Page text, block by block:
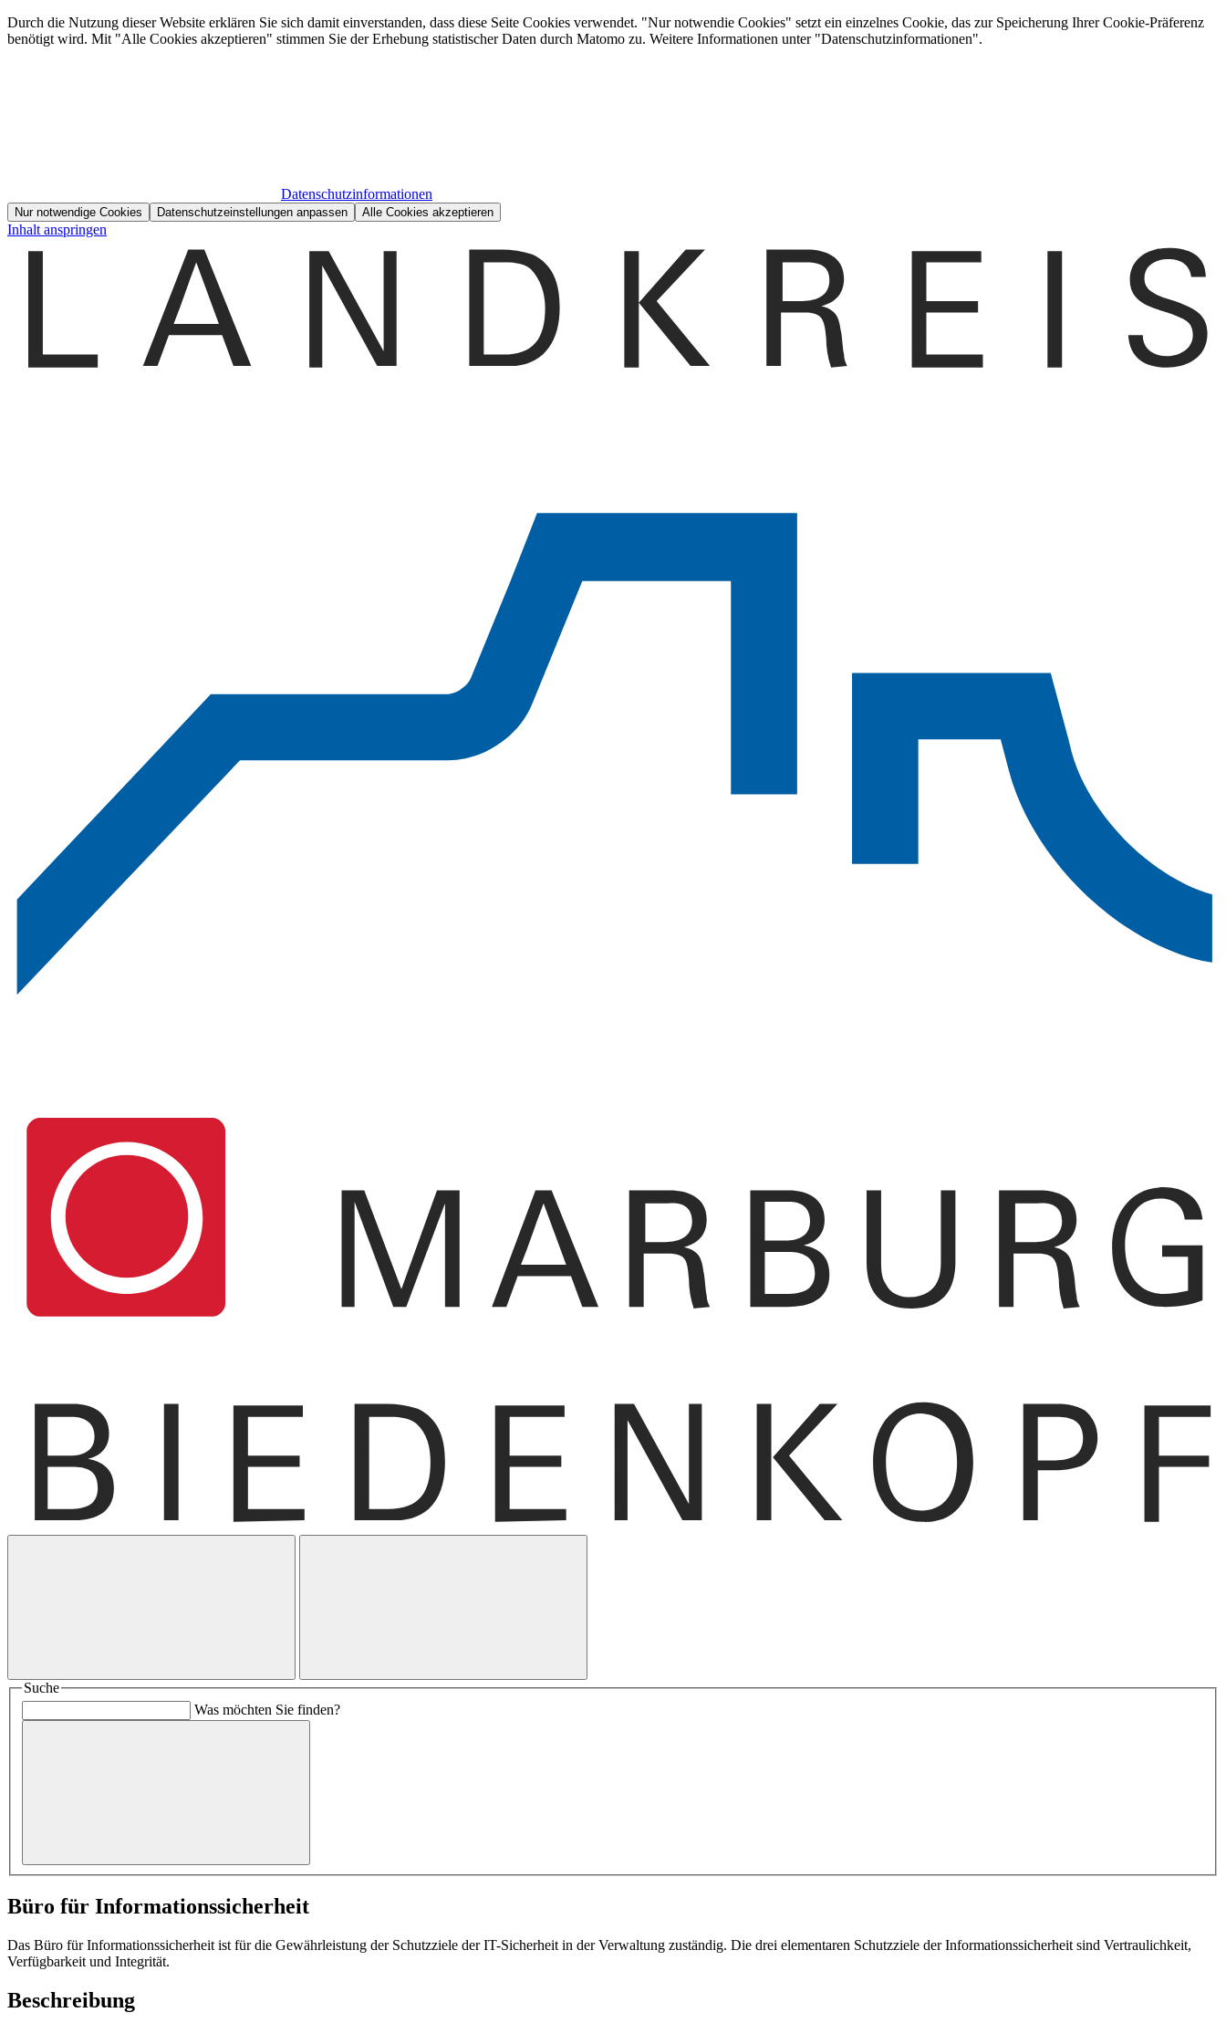
Durch die Nutzung dieser Website erklären Sie sich damit einverstanden, dass diese Seite Cookies verwendet. "Nur notwendie Cookies" setzt ein einzelnes Cookie, das zur Speicherung Ihrer Cookie-Präferenz
benötigt wird. Mit "Alle Cookies akzeptieren" stimmen Sie der Erhebung statistischer Daten durch Matomo zu. Weitere Informationen unter "Datenschutzinformationen".
Datenschutzinformationen
Nur notwendige Cookies Datenschutzeinstellungen anpassen Alle Cookies akzeptieren
Inhalt anspringen
Suche
Was möchten Sie finden?
Büro für Informationssicherheit
Das Büro für Informationssicherheit ist für die Gewährleistung der Schutzziele der IT-Sicherheit in der Verwaltung zuständig. Die drei elementaren Schutzziele der Informationssicherheit sind Vertraulichkeit,
Verfügbarkeit und Integrität.
Beschreibung